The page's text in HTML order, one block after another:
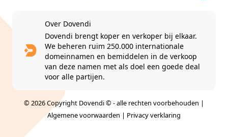
Over Dovendi
Dovendi brengt koper en verkoper bij elkaar.
We beheren ruim 250.000 internationale
domeinnamen en bemiddelen in de verkoop
van deze namen met als doel een goede deal
voor alle partijen.
© 2026 Copyright Dovendi © - alle rechten voorbehouden |
Algemene voorwaarden | Privacy verklaring